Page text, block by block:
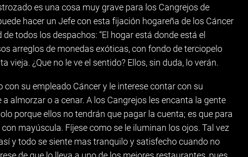
es una cosa muy grave para los Cangrejos de
hacer un Jefe con esta fijación hogareña de los Cáncer
todos los despachos: “El hogar está donde está el
arreglos de monedas exóticas, con fondo de terciopelo
vieja. ¿Que no le ve el sentido? Ellos, sin duda, lo verán.
con su empleado Cáncer y le interese contar con su
almorzar o a cenar. A los Cangrejos les encanta la gente
porque ellos no tendrán que pagar la cuenta; es que para
mayúscula. Fíjese como se le iluminan los ojos. Tal vez
y todo se siente mas tranquilo y satisfecho cuando no